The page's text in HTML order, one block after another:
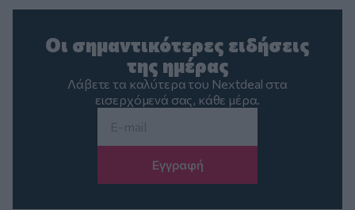
Οι σημαντικότερες ειδήσεις
της ημέρας
Λάβετε τα καλύτερα του Nextdeal στα
εισερχόμενά σας, κάθε μέρα.